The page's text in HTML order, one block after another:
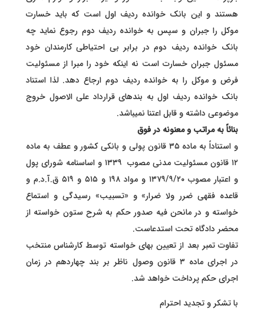
هستند و این بانک خوانده ردیف اول است که باید خسارت
موکل را جبران و سپس به خوانده ردیف دوم رجوع نماید چه
بانک خوانده ردیف دوم در برابر بی احتیاطی کارمندان خود
مسئول جبران خسارت است نه اینکه خود را مبرا از مسئولیت
فرض و موکل را به خوانده ردیف دوم ارجاع دهد. لذا استناد
بانک خوانده ردیف اول به بندهای قرارداد على الاصول خروج
موضوعی داشته و قابل اعتنا نمیباشد.
بنائاً به مراتب و معنونه در فوق
و استناداً به ماده ۳۵ قانون پولی و بانکی کشور و عطف به ماده
۱۲ قانون مسئولیت مدنی مصوب ۱۳۳۹ و اساسنامه شورای پول
و اعتبار مصوب ۱۳۷۹/۹/۲۰ و مواد ۱۹۸ و ۵۱۵ و ۵۱۹ ق.آ.د.م و
قاعده فقهی ضرر ولا ضرار» و «تسبیب» رسیدگی و استماع
خواسته و در مانحن فیه صدور حکم به شرح ستون خواسته از
محضر دادگاه تحت استدعاست.
تفاوت تمبر بعد از تعیین بهای خواسته توسط کارشناس منتخب
در اجرای ماده ۳ قانون وصول ناظر بر بند چهاردهم در زمان
اجرای حکم پرداخت خواهد شد.
با تشکر و تجدید احترام